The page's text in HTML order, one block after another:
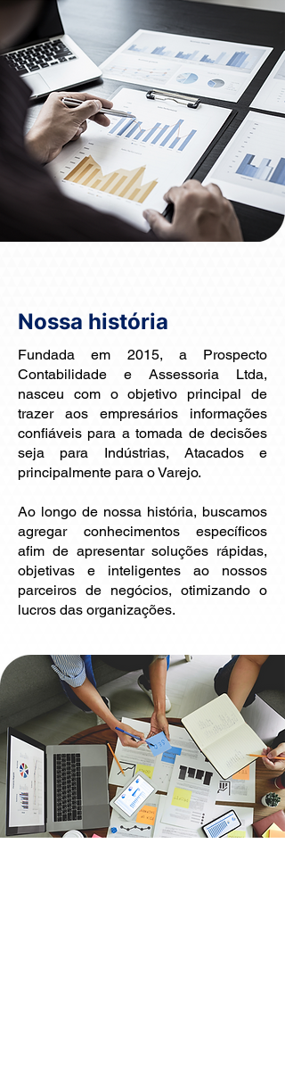
Nossa história
Fundada em 2015, a Prospecto
Contabilidade e Assessoria Ltda,
nasceu com o objetivo principal de
trazer aos empresários informações
confiáveis para a tomada de decisões
seja para Indústrias, Atacados e
principalmente para o Varejo.
Ao longo de nossa história, buscamos
agregar conhecimentos específicos
afim de apresentar soluções rápidas,
objetivas e inteligentes ao nossos
parceiros de negócios, otimizando o
lucros das organizações.